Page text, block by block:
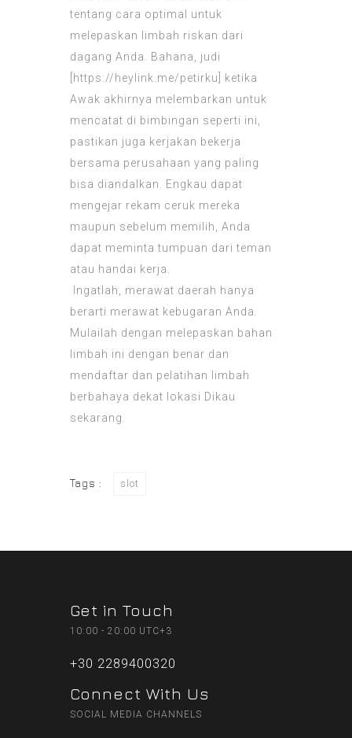
tentang cara optimal untuk
melepaskan limbah riskan dari
dagang Anda. Bahana, judi
https://heylink.me/petirku
] ketika
Awak akhirnya melembarkan untuk
mencatat di bimbingan seperti ini,
pastikan juga kerjakan bekerja
bersama perusahaan yang paling
bisa diandalkan. Engkau dapat
mengejar rekam ceruk mereka
maupun sebelum memilih, Anda
dapat meminta tumpuan dari teman
atau handai kerja.
Ingatlah, merawat daerah hanya
berarti merawat kebugaran Anda.
Mulailah dengan melepaskan bahan
limbah ini dengan benar dan
mendaftar dan pelatihan limbah
berbahaya dekat lokasi Dikau
sekarang.
Tags : slot
Get in Touch
10:00 - 20:00 UTC+3
+30 2289400320
Connect With Us
SOCIAL MEDIA CHANNELS